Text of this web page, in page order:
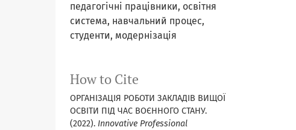
педагогічні працівники, освітня
система, навчальний процес,
студенти, модернізація
How to Cite
ОРГАНІЗАЦІЯ РОБОТИ ЗАКЛАДІВ ВИЩОЇ
ОСВІТИ ПІД ЧАС ВОЄННОГО СТАНУ.
(2022). Innovative Professional